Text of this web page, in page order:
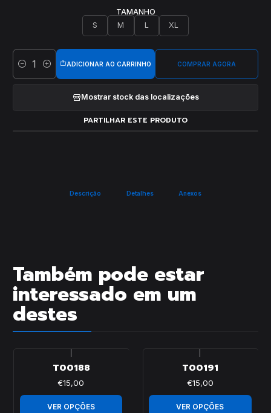
TAMANHO
S
M L XL
Quantidade
ADICIONAR AO CARRINHO COMPRAR AGORA
Mostrar stock das localizações
PARTILHAR ESTE PRODUTO
Descrição Detalhes Anexos
Também pode estar
interessado em um
destes
T00188
€15,00
VER OPÇÕES
T00191
€15,00
VER OPÇÕES